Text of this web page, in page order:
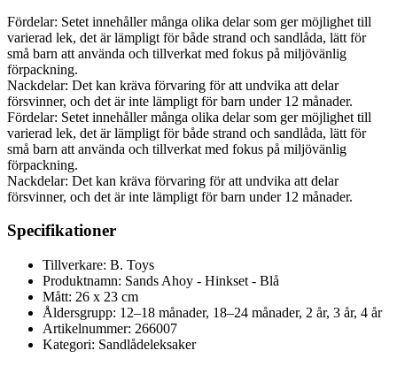
Fördelar: Setet innehåller många olika delar som ger möjlighet till
varierad lek, det är lämpligt för både strand och sandlåda, lätt för
små barn att använda och tillverkat med fokus på miljövänlig
förpackning.
Nackdelar: Det kan kräva förvaring för att undvika att delar
försvinner, och det är inte lämpligt för barn under 12 månader.
Fördelar: Setet innehåller många olika delar som ger möjlighet till
varierad lek, det är lämpligt för både strand och sandlåda, lätt för
små barn att använda och tillverkat med fokus på miljövänlig
förpackning.
Nackdelar: Det kan kräva förvaring för att undvika att delar
försvinner, och det är inte lämpligt för barn under 12 månader.
Specifikationer
Tillverkare: B. Toys
Produktnamn: Sands Ahoy - Hinkset - Blå
Mått: 26 x 23 cm
Åldersgrupp: 12–18 månader, 18–24 månader, 2 år, 3 år, 4 år
Artikelnummer: 266007
Kategori: Sandlådeleksaker